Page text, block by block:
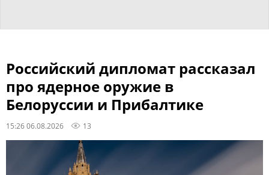
Российский дипломат рассказал
про ядерное оружие в
Белоруссии и Прибалтике
15:26 06.08.2026 13